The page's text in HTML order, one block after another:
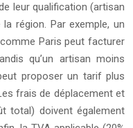
leur qualification (artisan
région. Par exemple, un
Paris peut facturer
qu’un artisan moins
proposer un tarif plus
frais de déplacement et
total) doivent également